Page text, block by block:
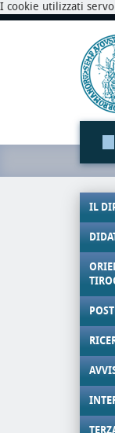
I cookie utilizzati
IL